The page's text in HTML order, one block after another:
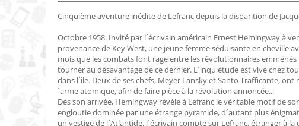
Cinquième aventure inédite de Lefranc depuis la disparition de
Octobre 1958. Invité par l´écrivain américain Ernest Hemingway à
provenance de Key West, une jeune femme séduisante en cheville
mois que les combats font rage entre les révolutionnaires
tourner au désavantage de ce dernier. L´inquiétude est vive chez
dans l´île. Deux de ses chefs, Meyer Lansky et Santo Trafficante,
´arme atomique, afin de faire pièce à la révolution annoncée...
Dès son arrivée, Hemingway révèle à Lefranc le véritable motif de
engloutie dominée par une étrange pyramide, d´autant plus
un vestige de l´Atlantide, l´écrivain compte sur Lefranc, étranger à